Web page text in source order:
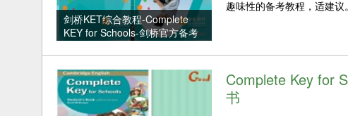
剑桥KET综合教程-Complete
KEY for Schools-剑桥官方备考
趣味性的备考教程，适建
Complete Key for
书